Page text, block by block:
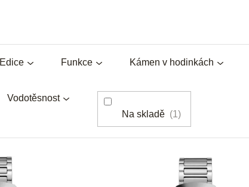
Edice Funkce Kámen v hodinkách
Vodotěsnost
Na skladě 1